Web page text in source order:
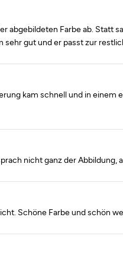
abgebildeten Farbe ab. Statt
gut und er passt zur
kam schnell und in einem
nicht ganz der Abbildung,
Schöne Farbe und schön